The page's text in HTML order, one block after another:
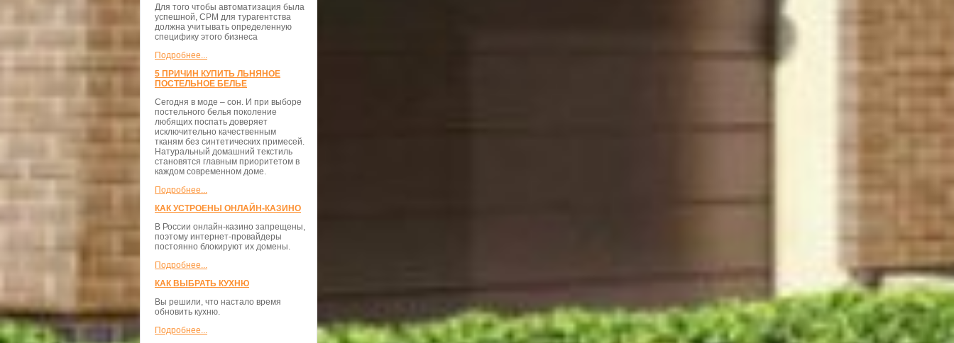
Для того чтобы автоматизация была
успешной, СРМ для турагентства
должна учитывать определенную
специфику этого бизнеса
Подробнее...
5 ПРИЧИН КУПИТЬ ЛЬНЯНОЕ
ПОСТЕЛЬНОЕ БЕЛЬЕ
Сегодня в моде – сон. И при выборе
постельного белья поколение
любящих поспать доверяет
исключительно качественным
тканям без синтетических примесей.
Натуральный домашний текстиль
становятся главным приоритетом в
каждом современном доме.
Подробнее...
КАК УСТРОЕНЫ ОНЛАЙН-КАЗИНО
В России онлайн-казино запрещены,
поэтому интернет-провайдеры
постоянно блокируют их домены.
Подробнее...
КАК ВЫБРАТЬ КУХНЮ
Вы решили, что настало время
обновить кухню.
Подробнее...